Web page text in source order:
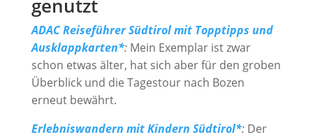
genutzt
ADAC Reiseführer Südtirol mit Topptipps und
Ausklappkarten*:Mein Exemplar ist zwar
schon etwas älter, hat sich aber für den groben
Überblick und die Tagestour nach Bozen
erneut bewährt.
Erlebniswandern mit Kindern Südtirol*:Der